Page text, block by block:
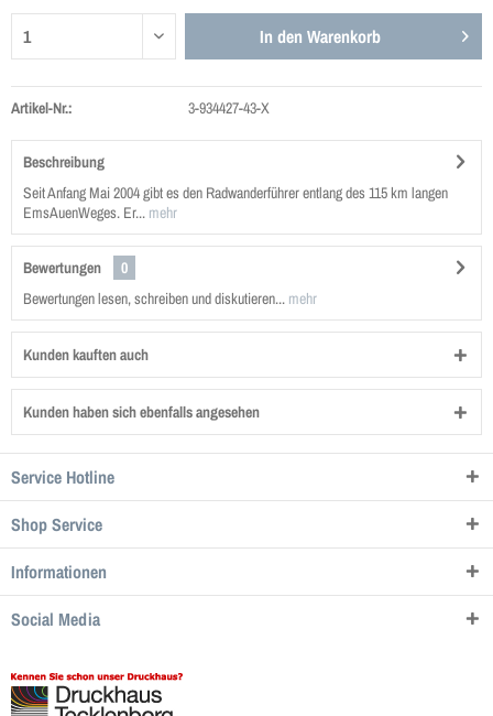
In den Warenkorb
Artikel-Nr.: 3-934427-43-X
Beschreibung
Seit Anfang Mai 2004 gibt es den Radwanderführer entlang des 115 km langen
EmsAuenWeges. Er... mehr
Bewertungen
0
Bewertungen lesen, schreiben und diskutieren... mehr
Kunden kauften auch
Kunden haben sich ebenfalls angesehen
Service Hotline
Shop Service
Informationen
Social Media